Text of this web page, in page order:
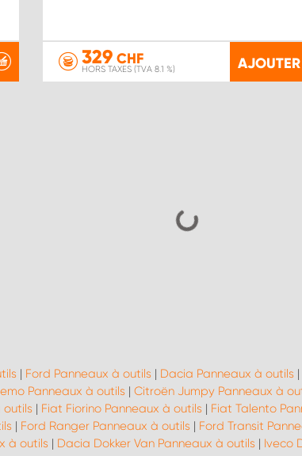
329CHF
HORS TAXES (TVA 8.1 %) AJOUTER
| Ford Panneaux à outils | Dacia Panneaux à outils |
Panneaux à outils | Citroën Jumpy Panneaux à
outils | Fiat Fiorino Panneaux à outils | Fiat Talento
| Ford Ranger Panneaux à outils | Ford Transit
à outils | Dacia Dokker Van Panneaux à outils | Iveco